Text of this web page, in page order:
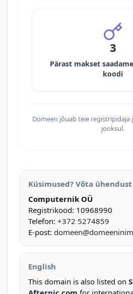
3
Pärast makset
koodi
Domeen jõuab teie registripidaja
jooksul.
Küsimused? Võta ühendust
Computernik OÜ
Registrikood: 10968990
Telefon: +372 5274859
E-post:
English
This domain is also listed on